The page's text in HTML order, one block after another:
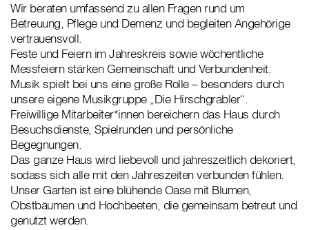
Wir beraten umfassend zu allen Fragen rund um
Betreuung, Pflege und Demenz und begleiten Angehörige
vertrauensvoll.
Feste und Feiern im Jahreskreis sowie wöchentliche
Messfeiern stärken Gemeinschaft und Verbundenheit.
Musik spielt bei uns eine große Rolle – besonders durch
unsere eigene Musikgruppe „Die Hirschgrabler“.
Freiwillige Mitarbeiter*innen bereichern das Haus durch
Besuchsdienste, Spielrunden und persönliche
Begegnungen.
Das ganze Haus wird liebevoll und jahreszeitlich dekoriert,
sodass sich alle mit den Jahreszeiten verbunden fühlen.
Unser Garten ist eine blühende Oase mit Blumen,
Obstbäumen und Hochbeeten, die gemeinsam betreut und
genutzt werden.